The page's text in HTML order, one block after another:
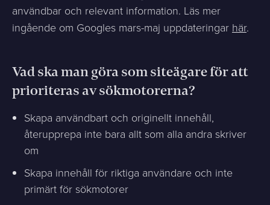
användbar och relevant information. Läs mer
ingående om Googles mars-maj uppdateringar här.
Vad ska man göra som siteägare för att
prioriteras av sökmotorerna?
Skapa användbart och originellt innehåll,
återupprepa inte bara allt som alla andra skriver
om
Skapa innehåll för riktiga användare och inte
primärt för sökmotorer